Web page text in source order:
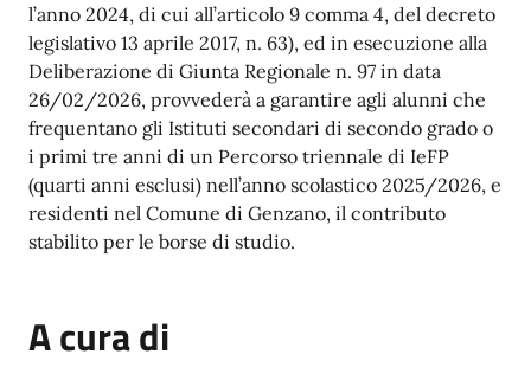
l’anno 2024, di cui all’articolo 9 comma 4, del decreto
legislativo 13 aprile 2017, n. 63), ed in esecuzione alla
Deliberazione di Giunta Regionale n. 97 in data
26/02/2026, provvederà a garantire agli alunni che
frequentano gli Istituti secondari di secondo grado o
i primi tre anni di un Percorso triennale di IeFP
(quarti anni esclusi) nell’anno scolastico 2025/2026, e
residenti nel Comune di Genzano, il contributo
stabilito per le borse di studio.
A cura di